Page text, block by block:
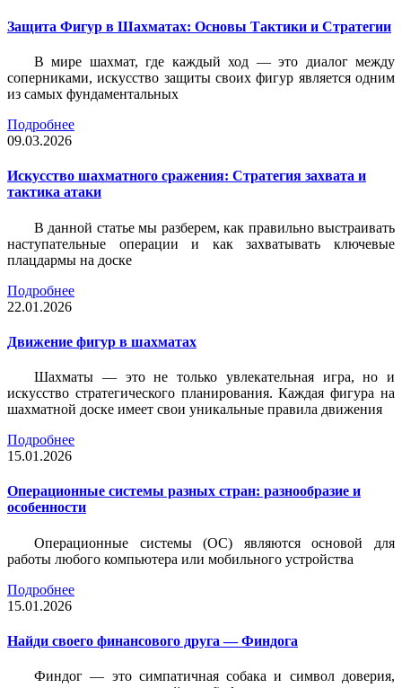
Защита Фигур в Шахматах: Основы Тактики и Стратегии
В мире шахмат, где каждый ход — это диалог между
соперниками, искусство защиты своих фигур является одним
из самых фундаментальных
Подробнее
09.03.2026
Искусство шахматного сражения: Стратегия захвата и
тактика атаки
В данной статье мы разберем, как правильно выстраивать
наступательные операции и как захватывать ключевые
плацдармы на доске
Подробнее
22.01.2026
Движение фигур в шахматах
Шахматы — это не только увлекательная игра, но и
искусство стратегического планирования. Каждая фигура на
шахматной доске имеет свои уникальные правила движения
Подробнее
15.01.2026
Операционные системы разных стран: разнообразие и
особенности
Операционные системы (ОС) являются основой для
работы любого компьютера или мобильного устройства
Подробнее
15.01.2026
Найди своего финансового друга — Финдога
Финдог — это симпатичная собака и символ доверия,